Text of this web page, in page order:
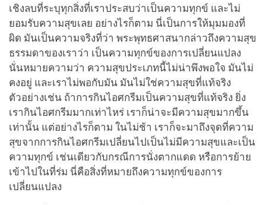
เชิงลบที่ระบุทุกสิ่งที่เราประสบว่าเป็นความทุกข์ และไม่
ยอมรับความสุขเลย อย่างไรก็ตาม นี่เป็นการให้มุมมองที่
ผิด มันเป็นความจริงที่ว่า พระพุทธศาสนากล่าวถึงความสุข
ธรรมดาของเราว่า เป็นความทุกข์ของการเปลี่ยนแปลง
นั่นหมายความว่า ความสุขประเภทนี้ไม่น่าพึงพอใจ มันไม่
คงอยู่ และเราไม่พอกับมัน มันไม่ใช่ความสุขที่แท้จริง
ตัวอย่างเช่น ถ้าการกินไอศกรีมเป็นความสุขที่แท้จริง ยิ่ง
เรากินไอศกรีมมากเท่าไหร่ เราก็น่าจะมีความสุขมากขึ้น
เท่านั้น แต่อย่างไรก็ตาม ในไม่ช้า เราก็จะมาถึงจุดที่ความ
สุขจากการกินไอศกรีมเปลี่ยนไปเป็นไม่มีความสุขและเป็น
ความทุกข์ เช่นเดียวกับกรณีการนั่งตากแดด หรือการย้าย
เข้าไปในที่ร่ม นี่คือสิ่งที่หมายถึงความทุกข์ของการ
เปลี่ยนแปลง